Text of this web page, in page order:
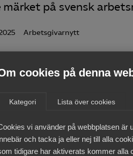
cookies på denna
Kategori Lista över cookies
vi använder på webbplatsen är
och tacka ja eller nej till alla
tidigare har aktiverats kommer alla
på svensk
Arbetsgivarnytt
medlemmar
medlem